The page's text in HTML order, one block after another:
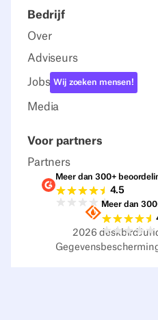
Bedrijf
Over
Adviseurs
Jobs Wij zoeken mensen!
Media
Voor partners
Partners
Meer dan 300+
4.5
Meer dan
2026 deskbird